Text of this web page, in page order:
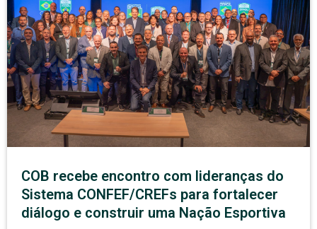
COB recebe encontro com lideranças do
Sistema CONFEF/CREFs para fortalecer
diálogo e construir uma Nação Esportiva